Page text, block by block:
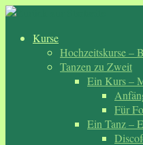
Zum
springenKurse
Hochzeitskurse –
Tanzen zu Zweit
Ein Kurs –
Für
Ein Tanz –